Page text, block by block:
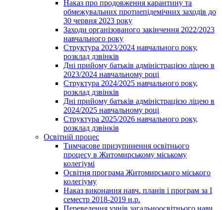
Наказ про продовження карантину та
обмежувальних протиепідемічних заходів до
30 червня 2023 року
Заходи організованого закінчення 2022/2023
навчального року
Структура 2023/2024 навчального року,
розклад дзвінків
Дні прийому батьків адміністрацією ліцею в
2023/2024 навчальному році
Структура 2024/2025 навчального року,
розклад дзвінків
Дні прийому батьків адміністрацією ліцею в
2024/2025 навчальному році
Структура 2025/2026 навчального року,
розклад дзвінків
Освітній процес
Тимчасове призупинення освітнього
процесу в Житомирському міському
колегіумі
Освітня програма Житомирського міського
колегіуму
Наказ виконання навч. планів і програм за І
семестр 2018-2019 н.р.